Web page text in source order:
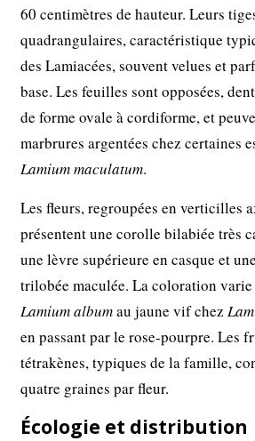
60 centimètres de hauteur. Leurs
quadrangulaires, caractéristique
des Lamiacées, souvent velues et
base. Les feuilles sont opposées,
de forme ovale à cordiforme, et
marbrures argentées chez certaines
Lamium maculatum.
Les fleurs, regroupées en verticilles
présentent une corolle bilabiée très
une lèvre supérieure en casque et
trilobée maculée. La coloration
Lamium albumau jaune vif chez
en passant par le rose-pourpre. Les
tétrakènes, typiques de la famille,
quatre graines par fleur.
Écologie et distribution